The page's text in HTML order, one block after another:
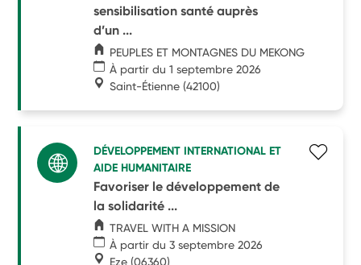
sensibilisation santé auprès
d’un ...
PEUPLES ET MONTAGNES DU MEKONG
À partir du 1 septembre 2026
Saint-Étienne (42100)
DÉVELOPPEMENT INTERNATIONAL ET
AIDE HUMANITAIRE
Favoriser le développement de
la solidarité ...
TRAVEL WITH A MISSION
À partir du 3 septembre 2026
Eze (06360)